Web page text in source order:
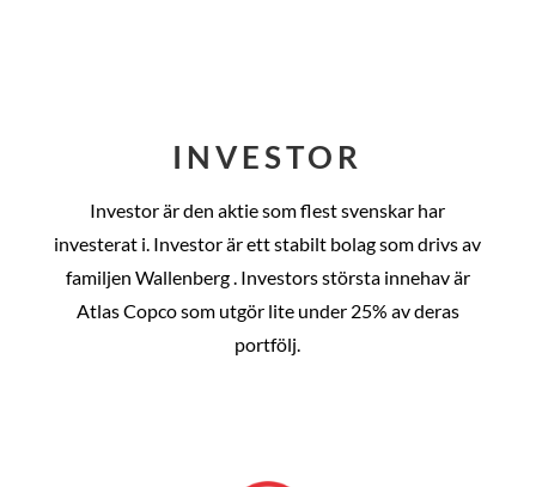
INVESTOR
Investor är den aktie som flest svenskar har
investerat i. Investor är ett stabilt bolag som drivs av
familjen Wallenberg . Investors största innehav är
Atlas Copco som utgör lite under 25% av deras
portfölj.